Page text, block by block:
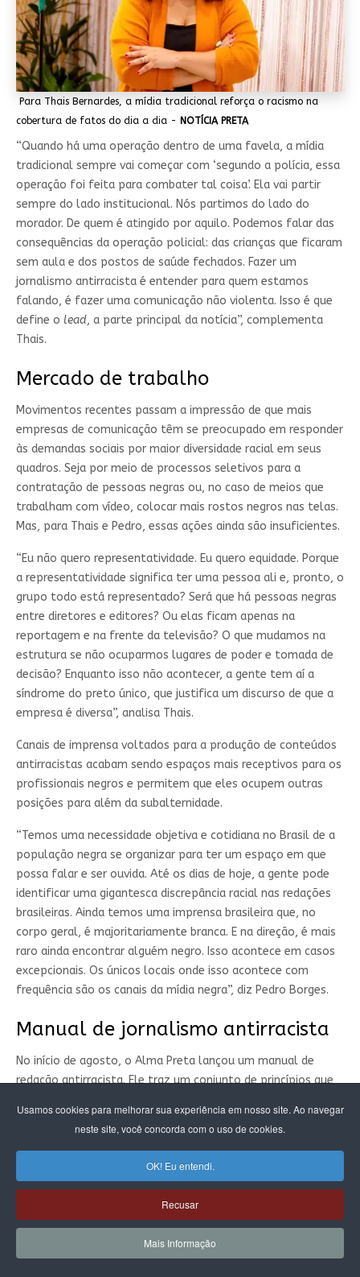
Usamos cookies para melhorar sua experiência em nosso site. Ao navegar
neste site, você concorda com o uso de cookies.
OK! Eu entendi.
Recusar
Mais Informação
Para Thais Bernardes, a mídia tradicional reforça o racismo na
cobertura de fatos do dia a dia - NOTÍCIA PRETA
“Quando há uma operação dentro de uma favela, a mídia
tradicional sempre vai começar com ‘segundo a polícia, essa
operação foi feita para combater tal coisa’. Ela vai partir
sempre do lado institucional. Nós partimos do lado do
morador. De quem é atingido por aquilo. Podemos falar das
consequências da operação policial: das crianças que ficaram
sem aula e dos postos de saúde fechados. Fazer um
jornalismo antirracista é entender para quem estamos
falando, é fazer uma comunicação não violenta. Isso é que
define o lead, a parte principal da notícia”, complementa
Thais.
Mercado de trabalho
Movimentos recentes passam a impressão de que mais
empresas de comunicação têm se preocupado em responder
às demandas sociais por maior diversidade racial em seus
quadros. Seja por meio de processos seletivos para a
contratação de pessoas negras ou, no caso de meios que
trabalham com vídeo, colocar mais rostos negros nas telas.
Mas, para Thais e Pedro, essas ações ainda são insuficientes.
“Eu não quero representatividade. Eu quero equidade. Porque
a representatividade significa ter uma pessoa ali e, pronto, o
grupo todo está representado? Será que há pessoas negras
entre diretores e editores? Ou elas ficam apenas na
reportagem e na frente da televisão? O que mudamos na
estrutura se não ocuparmos lugares de poder e tomada de
decisão? Enquanto isso não acontecer, a gente tem aí a
síndrome do preto único, que justifica um discurso de que a
empresa é diversa”, analisa Thais.
Canais de imprensa voltados para a produção de conteúdos
antirracistas acabam sendo espaços mais receptivos para os
profissionais negros e permitem que eles ocupem outras
posições para além da subalternidade.
“Temos uma necessidade objetiva e cotidiana no Brasil de a
população negra se organizar para ter um espaço em que
possa falar e ser ouvida. Até os dias de hoje, a gente pode
identificar uma gigantesca discrepância racial nas redações
brasileiras. Ainda temos uma imprensa brasileira que, no
corpo geral, é majoritariamente branca. E na direção, é mais
raro ainda encontrar alguém negro. Isso acontece em casos
excepcionais. Os únicos locais onde isso acontece com
frequência são os canais da mídia negra”, diz Pedro Borges.
Manual de jornalismo antirracista
No início de agosto, o Alma Preta lançou um manual de
redação antirracista. Ele traz um conjunto de princípios que
experiências editorias do portal. A ideia é que ele seja lido e
sirva de reflexão para comunicadores em geral,
independentemente de estarem ligados aos veículos da
imprensa negra.